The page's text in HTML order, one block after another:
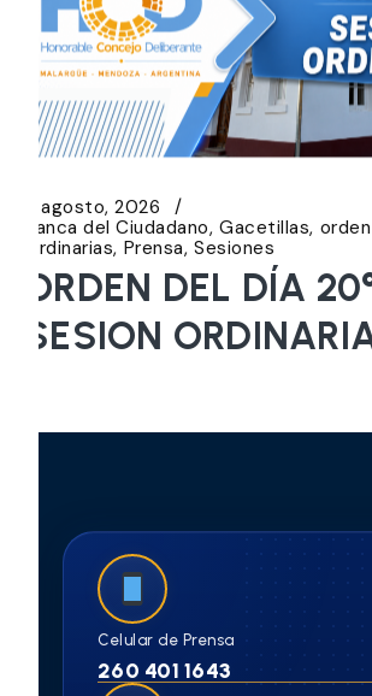
5 agosto, 2026
Banca del Ciudadano Gacetillas
Ordinarias Prensa Sesiones
ORDEN DEL DÍA
SESION
Celular de Prensa
260 401 1643